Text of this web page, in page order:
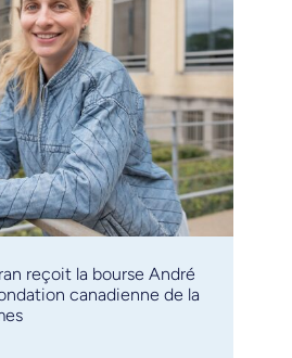
reçoit la bourse André
canadienne de la